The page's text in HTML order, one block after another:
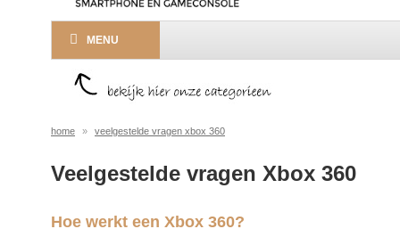
MENU
home » veelgestelde vragen xbox 360
Veelgestelde vragen Xbox 360
Hoe werkt een Xbox 360?